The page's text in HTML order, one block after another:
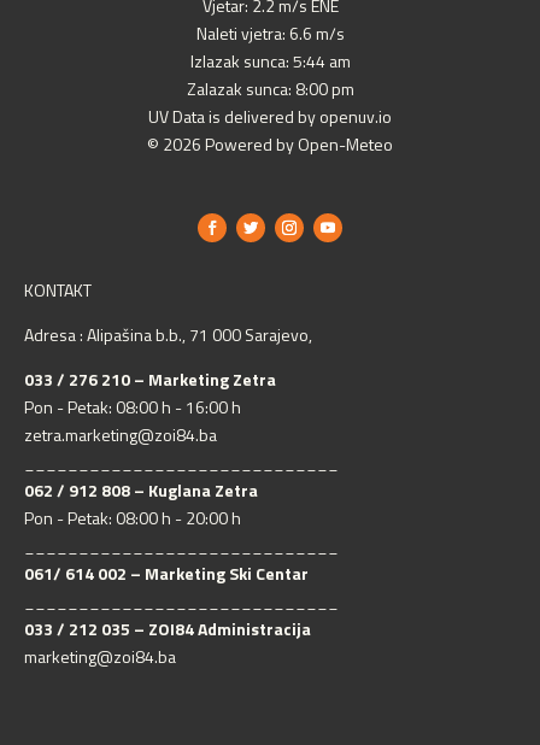
Vjetar: 2.2 m/s ENE
Naleti vjetra: 6.6 m/s
Izlazak sunca: 5:44 am
Zalazak sunca: 8:00 pm
UV Data is delivered by openuv.io
© 2026 Powered by Open-Meteo
KONTAKT
Adresa : Alipašina b.b., 71 000 Sarajevo,
033 / 276 210 – Marketing Zetra
Pon - Petak: 08:00 h - 16:00 h
zetra.marketing@zoi84.ba
062 / 912 808 – Kuglana Zetra
Pon - Petak: 08:00 h - 20:00 h
061/ 614 002 – Marketing Ski Centar
033 / 212 035 – ZOI84 Administracija
marketing@zoi84.ba